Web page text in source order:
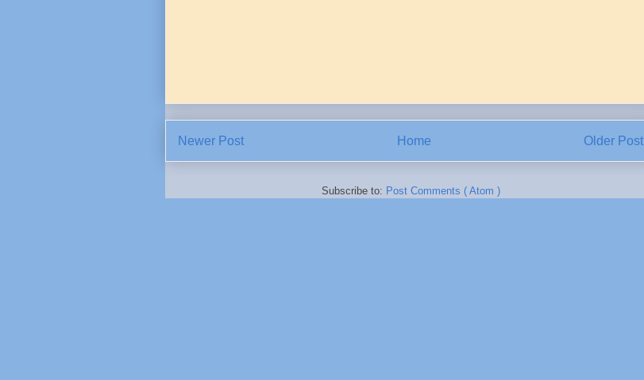
Newer Post Older Post
Home
Subscribe to: Post Comments ( Atom )